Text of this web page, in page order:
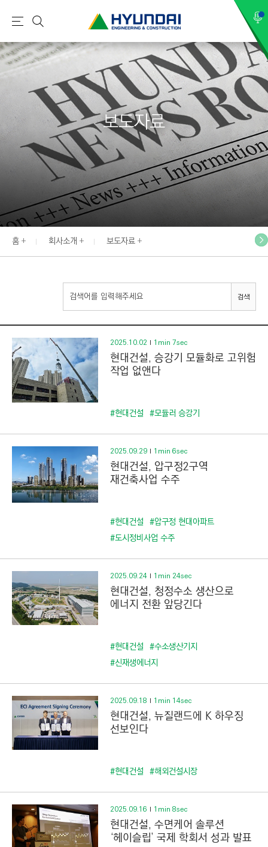
현
건
설
(
Y
U
N
D
A
I
:
E
N
I
N
E
E
R
I
N
G
N
S
T
R
T
I
O
N
)
메
뉴
검
색
보도자료
홈 회사소개 보도자료
검색
2025.10.02 1min 7sec
현대건설, 승강기 모듈화로 고위험
작업 없앤다
#현대건설 #모듈러 승강기
2025.09.29 1min 6sec
현대건설, 압구정2구역
재건축사업 수주
#현대건설 #압구정 현대아파트
#도시정비사업 수주
2025.09.24 1min 24sec
현대건설, 청정수소 생산으로
에너지 전환 앞당긴다
#현대건설 #수소생산기지
#신재생에너지
2025.09.18 1min 14sec
현대건설, 뉴질랜드에 K 하우징
선보인다
#현대건설 #해외건설시장
2025.09.16 1min 8sec
현대건설, 수면케어 솔루션
‘헤이슬립’ 국제 학회서 성과 발표